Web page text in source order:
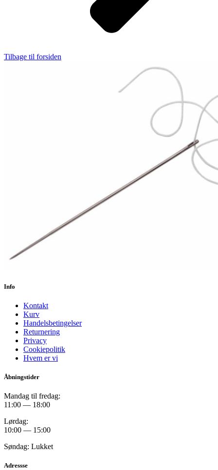
Tilbage til forsiden
Info
Kontakt
Kurv
Handelsbetingelser
Returnering
Privacy
Cookiepolitik
Hvem er vi
Åbningstider
Mandag til fredag:
11:00 — 18:00
Lørdag:
10:00 — 15:00
Søndag: Lukket
Adressse